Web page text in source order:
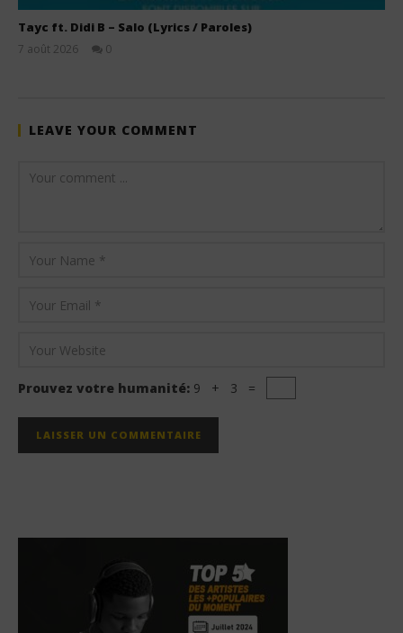
Tayc ft. Didi B – Salo (Lyrics / Paroles)
7 août 2026
0
LEAVE YOUR COMMENT
Prouvez votre humanité: 9 + 3 =